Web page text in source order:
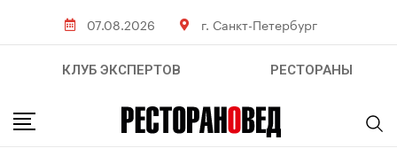
07.08.2026 г. Санкт-Петербург
КЛУБ ЭКСПЕРТОВ РЕСТОРАНЫ